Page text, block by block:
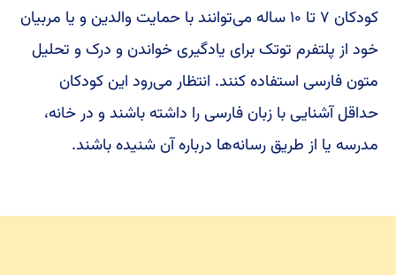
کودکان ۷ تا ۱۰ ساله می‌توانند با حمایت والدین و یا مربیان
خود از پلتفرم توتک برای یادگیری خواندن و درک و تحلیل
متون فارسی استفاده کنند. انتظار می‌رود این کودکان
حداقل آشنایی با زبان فارسی را داشته باشند و در خانه،
مدرسه یا از طریق رسانه‌ها درباره آن شنیده باشند.